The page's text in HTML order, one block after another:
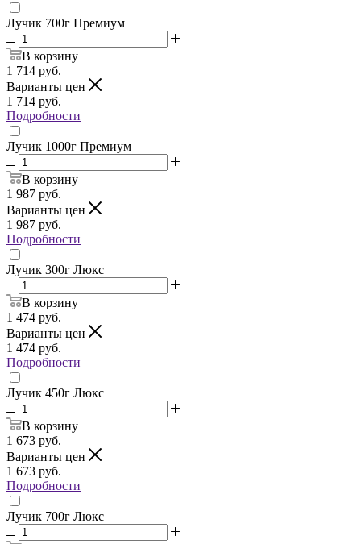
Лучик 700г Премиум
В корзину
1 714 руб.
Варианты цен
1 714 руб.
Подробности
Лучик 1000г Премиум
В корзину
1 987 руб.
Варианты цен
1 987 руб.
Подробности
Лучик 300г Люкс
В корзину
1 474 руб.
Варианты цен
1 474 руб.
Подробности
Лучик 450г Люкс
В корзину
1 673 руб.
Варианты цен
1 673 руб.
Подробности
Лучик 700г Люкс